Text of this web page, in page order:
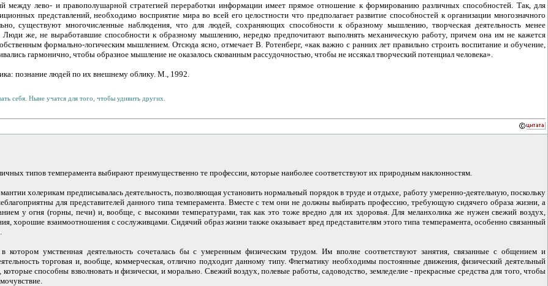
между лево- и правополушарной стратегией переработки информации имеет прямое отношение к формированию различных способностей. Так, для
представлений, необходимо восприятие мира во всей его целостности что предполагает развитие способностей к организации многозначного
существуют многочисленные наблюдения, что для людей, сохраняющих способности к образному мышлению, творческая деятельность менее
Люди же, не выработавшие способности к образному мышлению, нередко предпочитают выполнять механическую работу, причем она им не кажется
формально-логическим мышлением. Отсюда ясно, отмечает В. Ротенберг, «как важно с ранних лет правильно строить воспитание и обучение,
гармонично, чтобы образное мышление не оказалось скованным рассудочностью, чтобы не иссякал творческий потенциал человека».
познание людей по их внешнему облику. М., 1992.
себя. Ныне учатся для того, чтобы удивить других.
типов темперамента выбирают преимущественно те профессии, которые наиболее соответствуют их природным наклонностям.
холерикам предписывалась деятельность, позволяющая установить нормальный порядок в труде и отдыхе, работу умеренно-деятельную, поскольку
для представителей данного типа темперамента. Вместе с тем они не должны выбирать профессию, требующую сидячего образа жизни, а
у огня (горны, печи) и, вообще, с высокими температурами, так как это тоже вредно для их здоровья. Для меланхолика же нужен свежий воздух,
хорошие взаимоотношения с сослуживцами. Сидячий образ жизни также оказывает вред представителям этого типа темперамента, особенно связанный
котором умственная деятельность сочеталась бы с умеренным физическим трудом. Им вполне соответствуют занятия, связанные с общением и
торговая и, вообще, коммерческая, отлично подходит данному типу. Флегматику необходимы постоянные движения, физический деятельный
которые способны взволновать и физически, и морально. Свежий воздух, полевые работы, садоводство, земледелие - прекрасные средства для того, чтобы